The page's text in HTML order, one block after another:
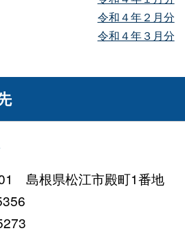
令和４年２月分
令和４年３月分
島根県松江市殿町1番地